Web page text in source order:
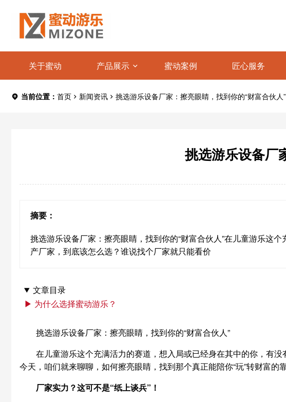
关于蜜动 产品展示 蜜动案例 匠心服务
当前位置： 首页 新闻资讯 挑选游乐设备厂家：擦亮眼睛，找到你的“财富合伙人”
挑选游乐设备厂
摘要：
挑选游乐设备厂家：擦亮眼睛，找到你的“财富合伙人”在儿童游乐这
产厂家，到底该怎么选？谁说找个厂家就只能看价
文章目录
▶ 为什么选择蜜动游乐？
挑选游乐设备厂家：擦亮眼睛，找到你的“财富合伙人”
在儿童游乐这个充满活力的赛道，想入局或已经身在其中的你，有
今天，咱们就来聊聊，如何擦亮眼睛，找到那个真正能陪你“玩”转财富的
厂家实力？这可不是“纸上谈兵”！